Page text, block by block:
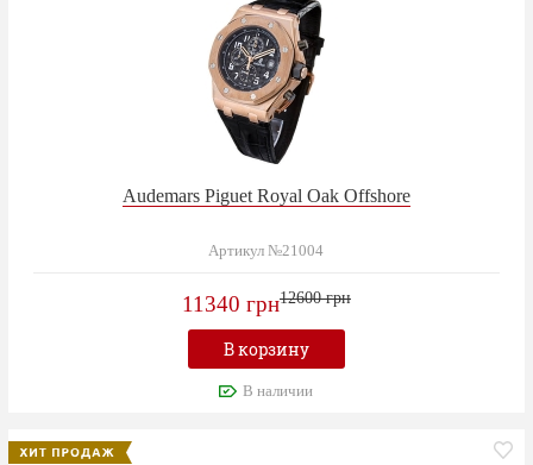
Audemars Piguet Royal Oak Offshore
Артикул №21004
11340 грн12600 грн
В корзину
В наличии